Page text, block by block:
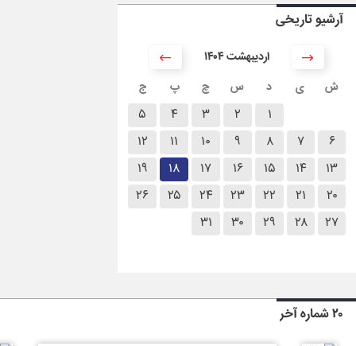
آرشیو تاریخی
۱۴۰۴ اردیبهشت
ش
ی د س چ پ ج
۱ ۲ ۳ ۴
۵
۶
۷ ۸ ۹ ۱۰ ۱۱
۱۲
۱۳
۱۴ ۱۵ ۱۶ ۱۷ ۱۸
۱۹
۲۰
۲۱ ۲۲ ۲۳ ۲۴ ۲۵
۲۶
۲۷
۲۸ ۲۹ ۳۰ ۳۱
۲۰ شماره آخر